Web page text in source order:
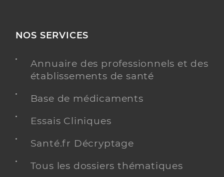
NOS SERVICES
Annuaire des professionnels et des
établissements de santé
Base de médicaments
Essais Cliniques
Santé.fr Décryptage
Tous les dossiers thématiques